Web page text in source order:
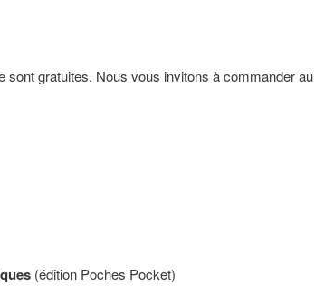
sont gratuites. Nous vous invitons à commander au
(édition Poches Pocket)